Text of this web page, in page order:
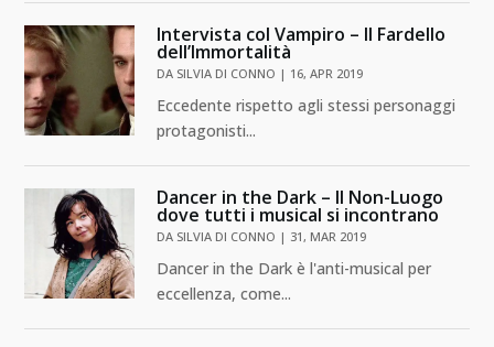
Intervista col Vampiro – Il Fardello
dell’Immortalità
DA SILVIA DI CONNO | 16, APR 2019
Eccedente rispetto agli stessi personaggi
protagonisti...
Dancer in the Dark – Il Non-Luogo
dove tutti i musical si incontrano
DA SILVIA DI CONNO | 31, MAR 2019
Dancer in the Dark è l'anti-musical per
eccellenza, come...